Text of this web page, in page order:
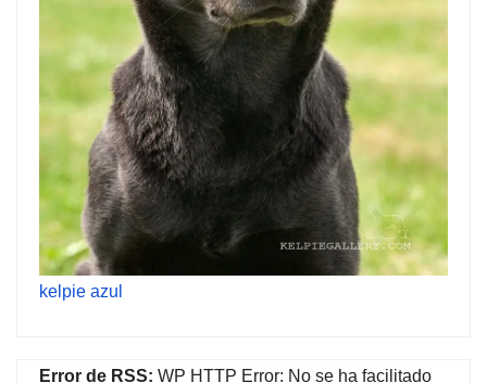
kelpie azul
Error de RSS: WP HTTP Error: No se ha facilitado